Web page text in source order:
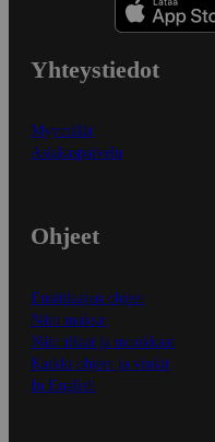
Yhteystiedot
Myymälät
Asiakaspalvelu
Ohjeet
Ensitilaajan ohjeet
Näin maksat
Näin tilaat ja muokkaat
Kaikki ohjeet ja vinkit
In English